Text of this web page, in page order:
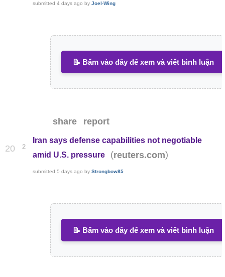
submitted4 days ago byJoel-Wing
📝 Bấm vào đây để xem và viết bình luận
share report
20 2
Iran says defense capabilities not negotiable
amid U.S. pressure
(reuters.com)
submitted5 days ago byStrongbow85
📝 Bấm vào đây để xem và viết bình luận